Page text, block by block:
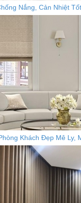
Nắng, Cản Nhiệt
Khách Đẹp Mê Ly,